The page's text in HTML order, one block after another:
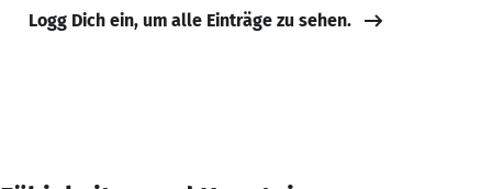
Logg Dich ein, um alle Einträge zu sehen.